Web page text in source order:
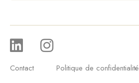
Contact Politique de confidentialité